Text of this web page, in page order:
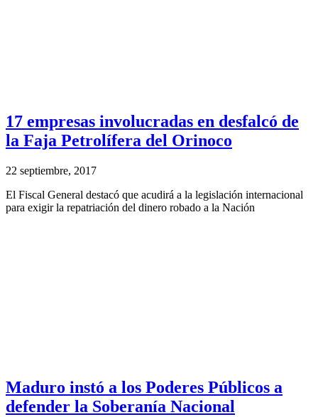
17 empresas involucradas en desfalcó de
la Faja Petrolífera del Orinoco
22 septiembre, 2017
El Fiscal General destacó que acudirá a la legislación internacional
para exigir la repatriación del dinero robado a la Nación
Maduro instó a los Poderes Públicos a
defender la Soberanía Nacional